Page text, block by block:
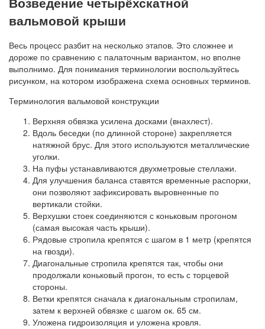
вальмовой крыши
Весь процесс разбит на несколько этапов. Это сложнее и
дороже по сравнению с палаточным вариантом, но вполне
выполнимо. Для понимания терминологии воспользуйтесь
рисунком, на котором изображена схема основных терминов.
Терминология вальмовой конструкции
Верхняя обвязка усилена досками (внахлест).
Вдоль беседки (по длинной стороне) закрепляется
натяжной брус. Для этого используются металлические
уголки.
На пуфы устанавливаются двухметровые стеллажи.
Для улучшения баланса ставятся временные распорки,
они позволяют зафиксировать выровненные по
вертикали стойки.
Верхушки стоек соединяются с коньковым прогоном
(самая высокая часть крыши).
Рядовые стропила крепятся с шагом в 1 метр (крепятся
на гвозди).
Диагональные стропила крепятся так, чтобы они
продолжали коньковый прогон, то есть с торцевой
стороны.
Ветки крепятся сначала к диагональным стропилам,
затем к верхней обвязке с шагом ок. 65 см.
Уложена гидроизоляция и уложена кровля.